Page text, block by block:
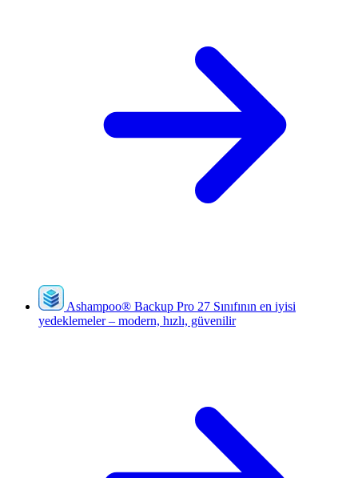
Ashampoo® Backup Pro 27 Sınıfının en iyisi
yedeklemeler – modern, hızlı, güvenilir